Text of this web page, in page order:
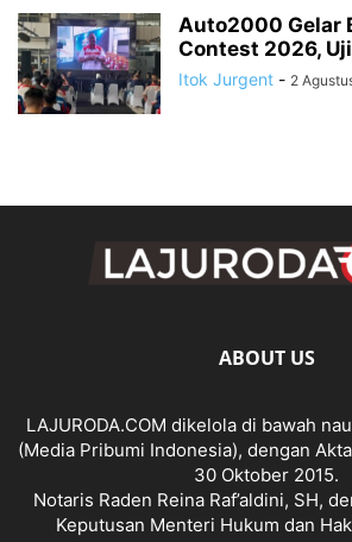
Auto2000 Gelar
Contest 2026,
Itok Jurgent - 2
ABOUT US
LAJURODA.COM dikelola di bawah
(Media Pribumi Indonesia), dengan
30 Oktober 2015.
Notaris Raden Reina Raf’aldini, SH,
Keputusan Menteri Hukum dan